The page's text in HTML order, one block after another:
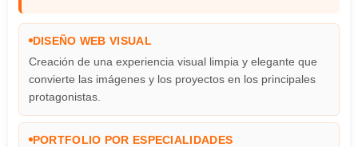
DISEÑO WEB VISUAL
Creación de una experiencia visual limpia y elegante que
convierte las imágenes y los proyectos en los principales
protagonistas.
PORTFOLIO POR ESPECIALIDADES